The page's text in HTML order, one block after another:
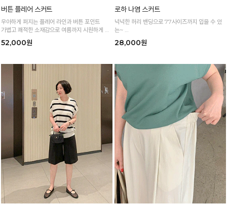
버튼 플레어 스커트
우아하게 퍼지는 플레어 라인과 버튼 포인트
가볍고 쾌적한 소재감으로 여름까지 시원하게 즐
기는 데일리 스커트❤
52,000원
로하 나염 스커트
넉넉한 허리 밴딩으로 77사이즈까지 입을 수 있
는~
아라비아 패턴으로 밋밋하지 않아 포인트 스타일
링 하기에 최고의 아이템
28,000원